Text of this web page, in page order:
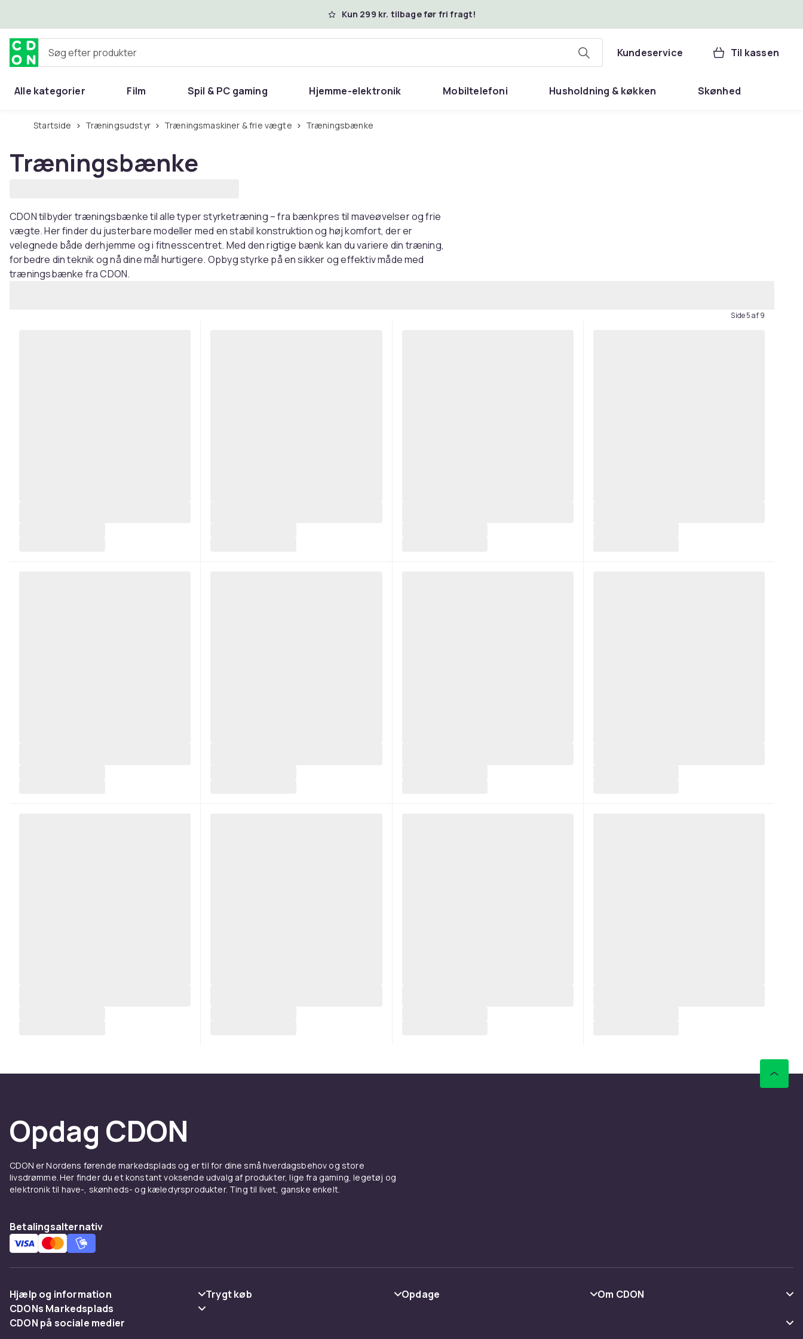
Kun 299 kr. tilbage før fri fragt!
Søg efter produkter Kundeservice Til kassen
Alle kategorier Film Spil & PC gaming Hjemme-elektronik Mobiltelefoni Husholdning & køkken Skønhed
Hjem & have
Startside Træningsudstyr Træningsmaskiner & frie vægte Træningsbænke
Træningsbænke
CDON tilbyder træningsbænke til alle typer styrketræning – fra bænkpres til maveøvelser og frie
vægte. Her finder du justerbare modeller med en stabil konstruktion og høj komfort, der er
velegnede både derhjemme og i fitnesscentret. Med den rigtige bænk kan du variere din træning,
forbedre din teknik og nå dine mål hurtigere. Opbyg styrke på en sikker og effektiv måde med
træningsbænke fra CDON.
Side 5 af 9
Opdag CDON
CDON er Nordens førende markedsplads og er til for dine små hverdagsbehov og store
livsdrømme. Her finder du et konstant voksende udvalg af produkter, lige fra gaming, legetøj og
elektronik til have-, skønheds- og kæledyrsprodukter. Ting til livet, ganske enkelt.
Betalingsalternativ
Hjælp og information
Ofte stillede spørgsmål
Trygt køb
Opdage
Om CDON
CDONs Markedsplads
Merchant Help Center
CDON på sociale medier